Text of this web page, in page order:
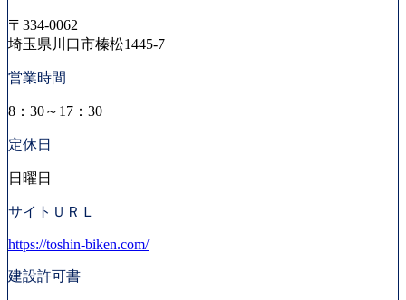
〒334-0062
埼玉県川口市榛松1445-7
営業時間
8：30～17：30
定休日
日曜日
サイトＵＲＬ
https://toshin-biken.com/
建設許可書